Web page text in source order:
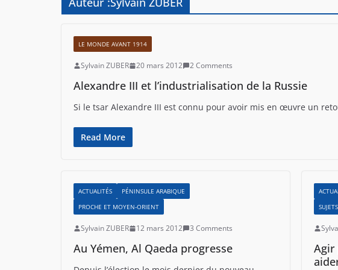
LE MONDE AVANT 1914
Sylvain ZUBER 20 mars 2012 2 Comments
Alexandre III et l’industrialisation de la Russie
Si le tsar Alexandre III est connu pour avoir mis en œuvre un
Read More
ACTUALITÉS
PÉNINSULE ARABIQUE
PROCHE ET MOYEN-ORIENT
Sylvain ZUBER 12 mars 2012 3 Comments
Au Yémen, Al Qaeda progresse
Agir